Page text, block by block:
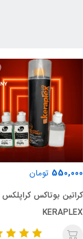
1,350,000 تومان
نانو پلاستیا امگا زیرو
Sensitive آبی(100میل)